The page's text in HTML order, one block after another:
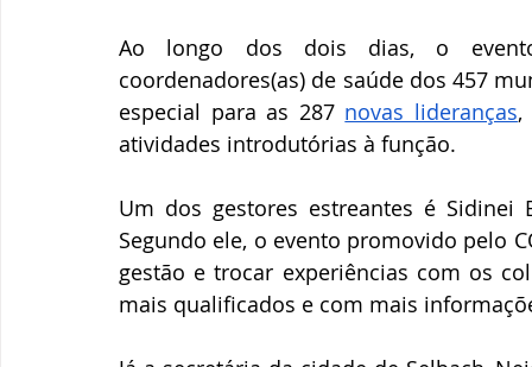
Ao longo dos dois dias, o
coordenadores(as) de saúde dos 457
especial para as 287 novas lideranças,
atividades introdutórias à função.
Um dos gestores estreantes é Sidinei
Segundo ele, o evento promovido pelo
gestão e trocar experiências com os
mais qualificados e com mais